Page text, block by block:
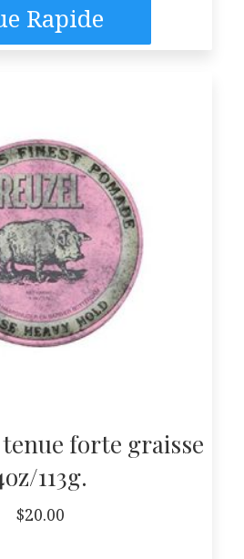
Rapide
tenue forte graisse
113g.
$20.00